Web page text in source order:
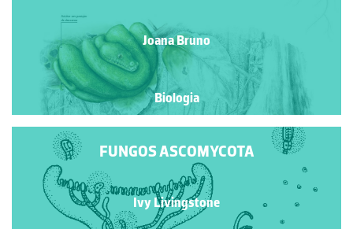
Joana Bruno
Biologia
FUNGOS ASCOMYCOTA
Ivy Livingstone